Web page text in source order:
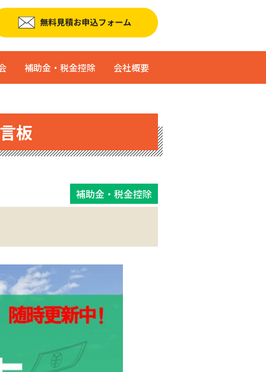
補助金・税金控除 会社概要
板
補助金・税金控除